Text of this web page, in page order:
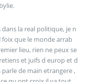
la real politique, je n
foix que le monde arrab
lieu, rien ne peux se
et juifs d europ et d
de main etrangere ,